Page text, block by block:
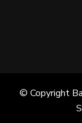
© Copyright